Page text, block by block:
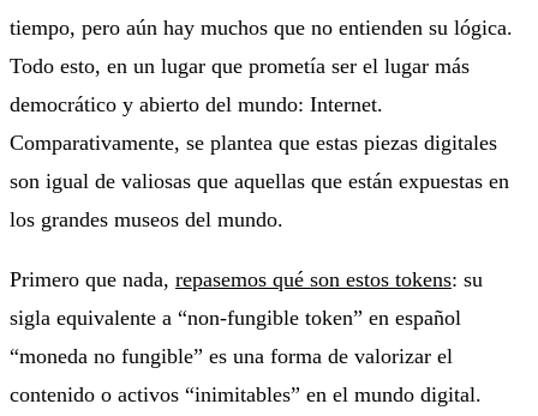
tiempo, pero aún hay muchos que no entienden su lógica.
Todo esto, en un lugar que prometía ser el lugar más
democrático y abierto del mundo: Internet.
Comparativamente, se plantea que estas piezas digitales
son igual de valiosas que aquellas que están expuestas en
los grandes museos del mundo.
Primero que nada, repasemos qué son estos tokens: su
sigla equivalente a “non-fungible token” en español
“moneda no fungible” es una forma de valorizar el
contenido o activos “inimitables” en el mundo digital.